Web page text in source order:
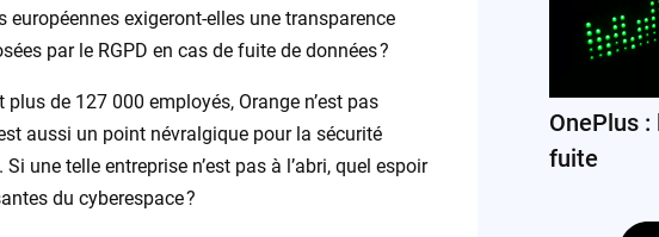
exigeront-elles une transparence
par le RGPD en cas de fuite de données ?
de 127 000 employés, Orange n’est pas
aussi un point névralgique pour la sécurité
une telle entreprise n’est pas à l’abri, quel espoir
du cyberespace ?
OnePlus
fuite